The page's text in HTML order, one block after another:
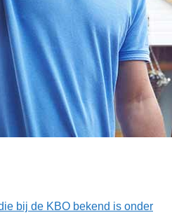
bij de KBO bekend is onder